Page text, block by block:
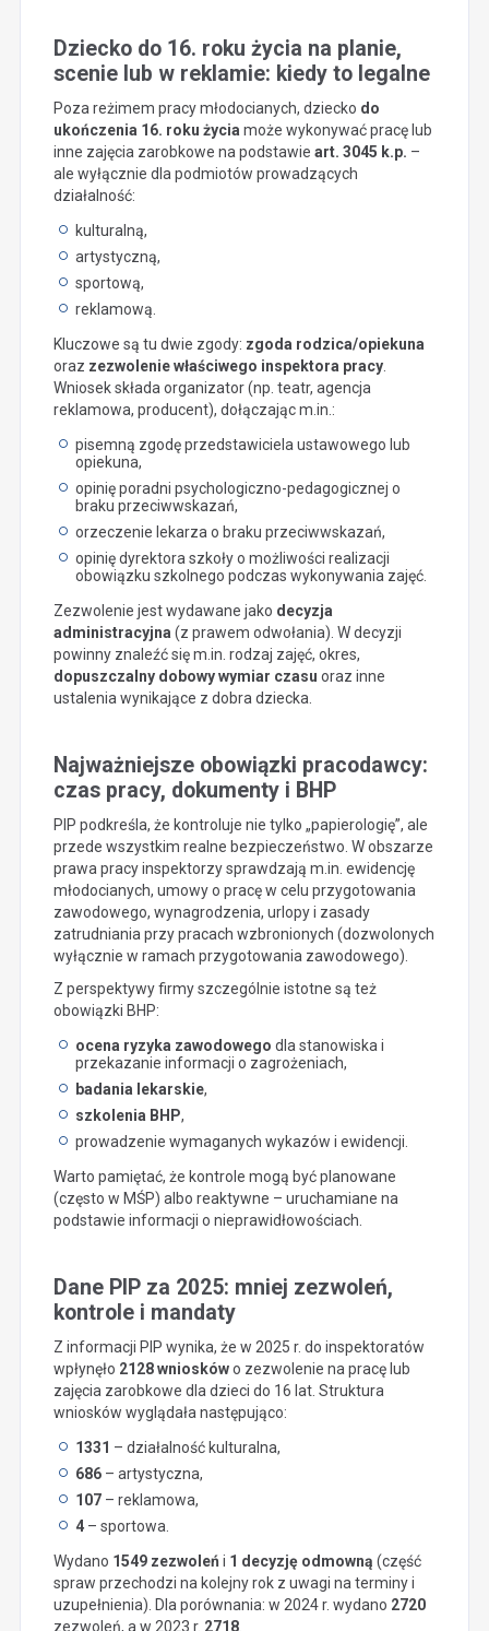
Dziecko do 16. roku życia na planie,
scenie lub w reklamie: kiedy to legalne
Poza reżimem pracy młodocianych, dziecko do
ukończenia 16. roku życia może wykonywać pracę lub
inne zajęcia zarobkowe na podstawie art. 3045 k.p. –
ale wyłącznie dla podmiotów prowadzących
działalność:
kulturalną,
artystyczną,
sportową,
reklamową.
Kluczowe są tu dwie zgody: zgoda rodzica/opiekuna
oraz zezwolenie właściwego inspektora pracy.
Wniosek składa organizator (np. teatr, agencja
reklamowa, producent), dołączając m.in.:
pisemną zgodę przedstawiciela ustawowego lub
opiekuna,
opinię poradni psychologiczno-pedagogicznej o
braku przeciwwskazań,
orzeczenie lekarza o braku przeciwwskazań,
opinię dyrektora szkoły o możliwości realizacji
obowiązku szkolnego podczas wykonywania zajęć.
Zezwolenie jest wydawane jako decyzja
administracyjna (z prawem odwołania). W decyzji
powinny znaleźć się m.in. rodzaj zajęć, okres,
dopuszczalny dobowy wymiar czasu oraz inne
ustalenia wynikające z dobra dziecka.
Najważniejsze obowiązki pracodawcy:
czas pracy, dokumenty i BHP
PIP podkreśla, że kontroluje nie tylko „papierologię”, ale
przede wszystkim realne bezpieczeństwo. W obszarze
prawa pracy inspektorzy sprawdzają m.in. ewidencję
młodocianych, umowy o pracę w celu przygotowania
zawodowego, wynagrodzenia, urlopy i zasady
zatrudniania przy pracach wzbronionych (dozwolonych
wyłącznie w ramach przygotowania zawodowego).
Z perspektywy firmy szczególnie istotne są też
obowiązki BHP:
ocena ryzyka zawodowego dla stanowiska i
przekazanie informacji o zagrożeniach,
badania lekarskie,
szkolenia BHP,
prowadzenie wymaganych wykazów i ewidencji.
Warto pamiętać, że kontrole mogą być planowane
(często w MŚP) albo reaktywne – uruchamiane na
podstawie informacji o nieprawidłowościach.
Dane PIP za 2025: mniej zezwoleń,
kontrole i mandaty
Z informacji PIP wynika, że w 2025 r. do inspektoratów
wpłynęło 2128 wnioskówo zezwolenie na pracę lub
zajęcia zarobkowe dla dzieci do 16 lat. Struktura
wniosków wyglądała następująco:
1331 – działalność kulturalna,
686– artystyczna,
107– reklamowa,
4– sportowa.
Wydano 1549 zezwoleń i 1 decyzję odmowną (część
spraw przechodzi na kolejny rok z uwagi na terminy i
uzupełnienia). Dla porównania: w 2024 r. wydano 2720
zezwoleń, a w 2023 r. 2718.